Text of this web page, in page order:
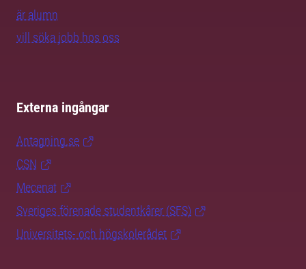
är alumn
vill söka jobb hos oss
Externa ingångar
Antagning.se
CSN
Mecenat
Sveriges förenade studentkårer (SFS)
Universitets- och högskolerådet